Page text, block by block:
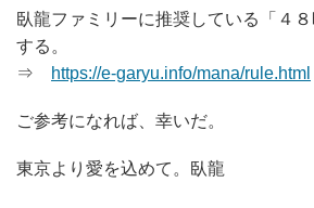
臥龍ファミリーに推奨している「４
する。
⇒
https://e-garyu.info/mana/rule.html
ご参考になれば、幸いだ。
東京より愛を込めて。臥龍